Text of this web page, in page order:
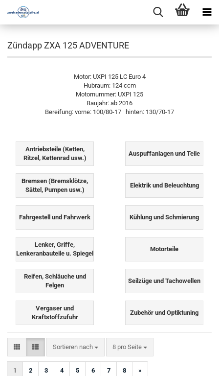
Zündapp ZXA 125 ADVENTURE
Motor: UXPI 125 LC Euro 4
Hubraum: 124 ccm
Motornummer: UXPI 125
Baujahr: ab 2016
Bereifung: vorne: 100/80-17 hinten: 130/70-17
Antriebsteile (Ketten,
Ritzel, Kettenrad usw.)
Auspuffanlagen und Teile
Bremsen (Bremsklötze,
Sättel, Pumpen usw.)
Elektrik und Beleuchtung
Fahrgestell und Fahrwerk Kühlung und Schmierung
Lenker, Griffe,
Lenkeranbauteile u. Spiegel
Motorteile
Reifen, Schläuche und
Felgen
Seilzüge und Tachowellen
Vergaser und
Kraftstoffzufuhr
Zubehör und Optiktuning
Sortieren nach
Sortieren nach 8 pro Seite
pro Seite
1 2 3 4 5 6 7 8 »